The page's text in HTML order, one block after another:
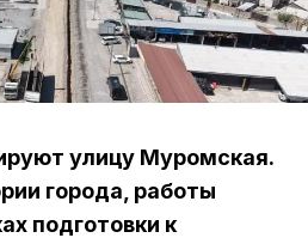
улицу Муромская.
города, работы
подготовки к